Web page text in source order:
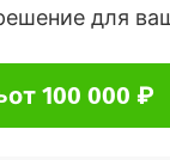
для
от 100 000 ₽